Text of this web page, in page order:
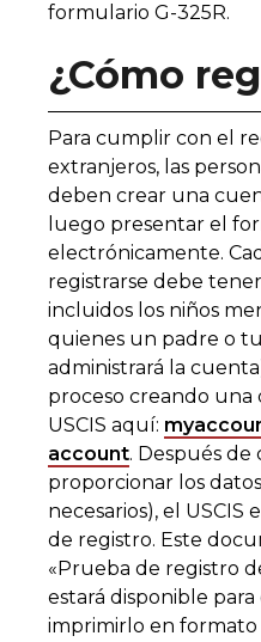
formulario G-325R.
¿Cómo
Para cumplir con el
extranjeros, las
deben crear una
luego presentar el
electrónicamente.
registrarse debe
incluidos los niños
quienes un padre o
administrará la
proceso creando una
USCIS aquí:
account. Después
proporcionar los
necesarios), el
de registro. Este
«Prueba de registro
estará disponible
imprimirlo en